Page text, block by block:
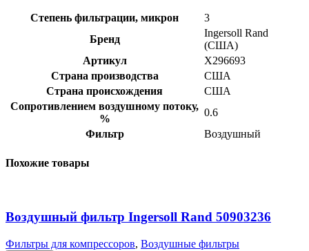
Степень фильтрации, микрон
3
Бренд
Ingersoll Rand
(США)
Артикул
X296693
Страна производства
США
Страна происхождения
США
Сопротивлением воздушному потоку,
%
0.6
Фильтр
Воздушный
Похожие товары
Воздушный фильтр Ingersoll Rand 50903236
Фильтры для компрессоров, Воздушные фильтры